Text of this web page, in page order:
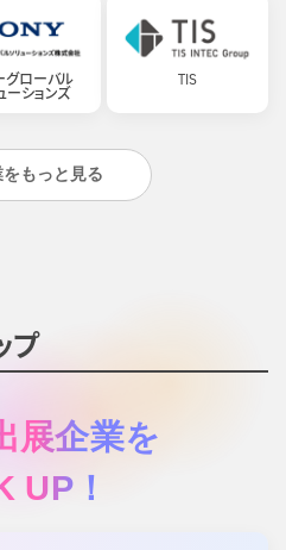
グローバル
ーションズ
TIS
もっと見る
プ
展企業を
UP！